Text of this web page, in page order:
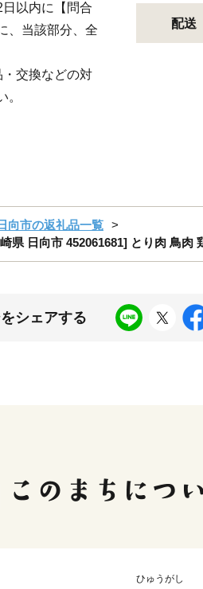
以内に【問合
、当該部分、全
・交換などの対
。
配送
向市の返礼品一覧
県 日向市 452061681] とり肉 鳥肉
シェアする
ひゅうがし